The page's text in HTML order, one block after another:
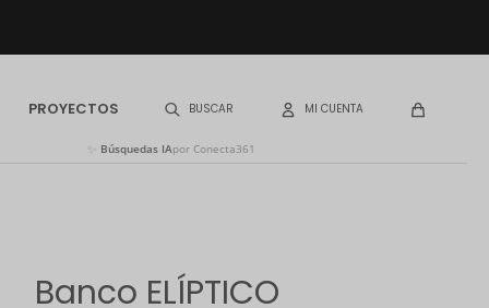
PROYECTOS
Búsquedas IApor Conecta361
Banco ELÍPTICO